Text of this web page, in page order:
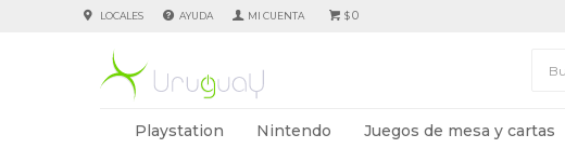
Playstation Nintendo Juegos de mesa y cartas
$0
LOCALES AYUDA